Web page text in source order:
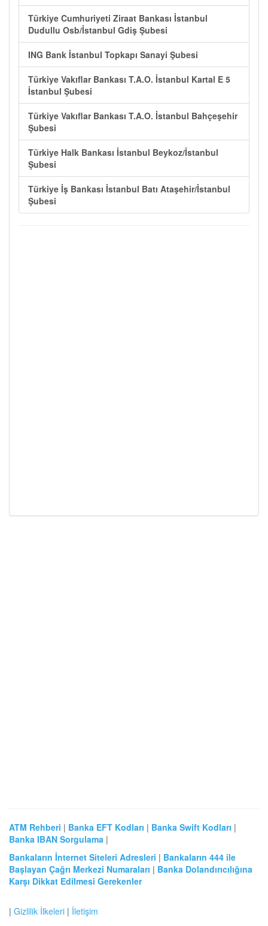
Türkiye Cumhuriyeti Ziraat Bankası İstanbul
Dudullu Osb/İstanbul Gdiş Şubesi
ING Bank İstanbul Topkapı Sanayi Şubesi
Türkiye Vakıflar Bankası T.A.O. İstanbul Kartal E 5
İstanbul Şubesi
Türkiye Vakıflar Bankası T.A.O. İstanbul Bahçeşehir
Şubesi
Türkiye Halk Bankası İstanbul Beykoz/İstanbul
Şubesi
Türkiye İş Bankası İstanbul Batı Ataşehir/İstanbul
Şubesi
ATM Rehberi | Banka EFT Kodları | Banka Swift Kodları |
Banka IBAN Sorgulama |
Bankaların İnternet Siteleri Adresleri | Bankaların 444 ile
Başlayan Çağrı Merkezi Numaraları | Banka Dolandırıcılığına
Karşı Dikkat Edilmesi Gerekenler
| Gizlilik İlkeleri | İletişim